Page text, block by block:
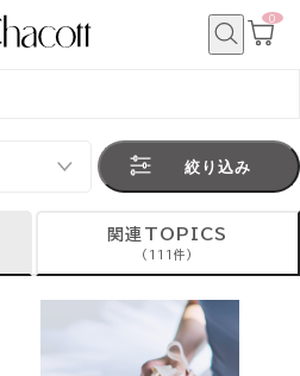
カ
0
絞り込み
関連TOPICS
(111件)